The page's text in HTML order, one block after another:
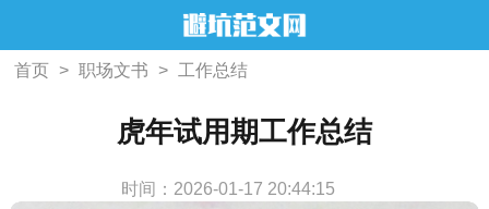
首页 > 职场文书 > 工作总结
虎年试用期工作总结
时间：2026-01-17 20:44:15